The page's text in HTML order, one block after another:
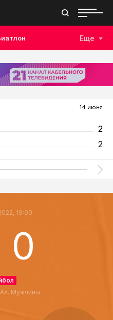
Дзюдо
Еще
14 июня
2
2
19:00
0
Мужчины